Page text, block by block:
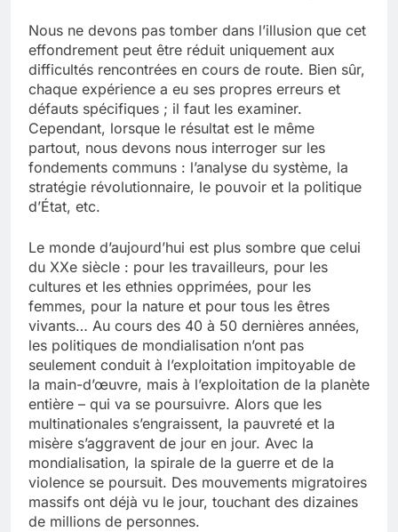
Nous ne devons pas tomber dans l’illusion que cet
effondrement peut être réduit uniquement aux
difficultés rencontrées en cours de route. Bien sûr,
chaque expérience a eu ses propres erreurs et
défauts spécifiques ; il faut les examiner.
Cependant, lorsque le résultat est le même
partout, nous devons nous interroger sur les
fondements communs : l’analyse du système, la
stratégie révolutionnaire, le pouvoir et la politique
d’État, etc.
Le monde d’aujourd’hui est plus sombre que celui
du XXe siècle : pour les travailleurs, pour les
cultures et les ethnies opprimées, pour les
femmes, pour la nature et pour tous les êtres
vivants… Au cours des 40 à 50 dernières années,
les politiques de mondialisation n’ont pas
seulement conduit à l’exploitation impitoyable de
la main-d’œuvre, mais à l’exploitation de la planète
entière – qui va se poursuivre. Alors que les
multinationales s’engraissent, la pauvreté et la
misère s’aggravent de jour en jour. Avec la
mondialisation, la spirale de la guerre et de la
violence se poursuit. Des mouvements migratoires
massifs ont déjà vu le jour, touchant des dizaines
de millions de personnes.